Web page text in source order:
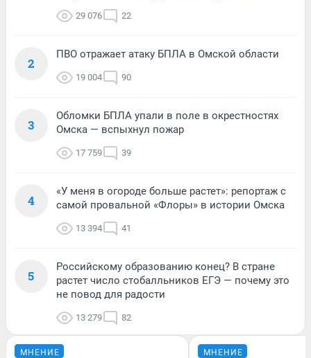
29 076 22
2
ПВО отражает атаку БПЛА в Омской области
19 004 90
3
Обломки БПЛА упали в поле в окрестностях
Омска — вспыхнул пожар
17 759 39
4
«У меня в огороде больше растет»: репортаж с
самой провальной «Флоры» в истории Омска
13 394 41
5
Российскому образованию конец? В стране
растет число стобалльников ЕГЭ — почему это
не повод для радости
13 279 82
МНЕНИЕ МНЕНИЕ